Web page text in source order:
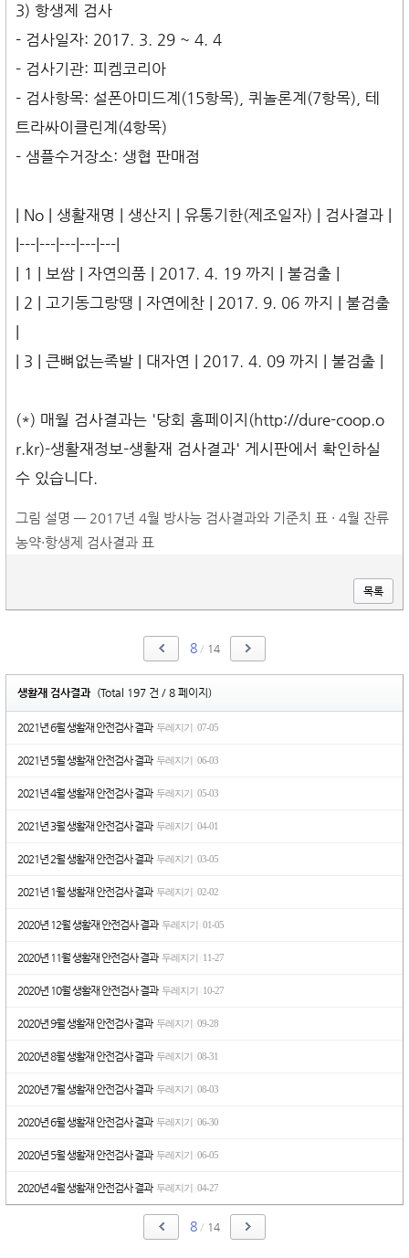
3) 항생제 검사
- 검사일자: 2017. 3. 29 ~ 4. 4
- 검사기관: 피켐코리아
- 검사항목: 설폰아미드계(15항목), 퀴놀론계(7항목), 테
트라싸이클린계(4항목)
- 샘플수거장소: 생협 판매점
| No | 생활재명 | 생산지 | 유통기한(제조일자) | 검사결과 |
|---|---|---|---|---|
| 1 | 보쌈 | 자연의품 | 2017. 4. 19 까지 | 불검출 |
| 2 | 고기동그랑땡 | 자연에찬 | 2017. 9. 06 까지 | 불검출
| 3 | 큰뼈없는족발 | 대자연 | 2017. 4. 09 까지 | 불검출 |
(*) 매월 검사결과는 '당회 홈페이지(http://dure-coop.o
r.kr)-생활재정보-생활재 검사결과' 게시판에서 확인하실
수 있습니다.
그림 설명 — 2017년 4월 방사능 검사결과와 기준치 표 · 4월 잔류
농약·항생제 검사결과 표
목록
8 / 14
생활재 검사결과 (Total 197 건 / 8 페이지)
2021년 6월 생활재 안전검사 결과 두레지기 07-05
2021년 5월 생활재 안전검사 결과 두레지기 06-03
2021년 4월 생활재 안전검사 결과 두레지기 05-03
2021년 3월 생활재 안전검사 결과 두레지기 04-01
2021년 2월 생활재 안전검사 결과 두레지기 03-05
2021년 1월 생활재 안전검사 결과 두레지기 02-02
2020년 12월 생활재 안전검사 결과 두레지기 01-05
2020년 11월 생활재 안전검사 결과 두레지기 11-27
2020년 10월 생활재 안전검사 결과 두레지기 10-27
2020년 9월 생활재 안전검사 결과 두레지기 09-28
2020년 8월 생활재 안전검사 결과 두레지기 08-31
2020년 7월 생활재 안전검사 결과 두레지기 08-03
2020년 6월 생활재 안전검사 결과 두레지기 06-30
2020년 5월 생활재 안전검사 결과 두레지기 06-05
2020년 4월 생활재 안전검사 결과 두레지기 04-27
8 / 14